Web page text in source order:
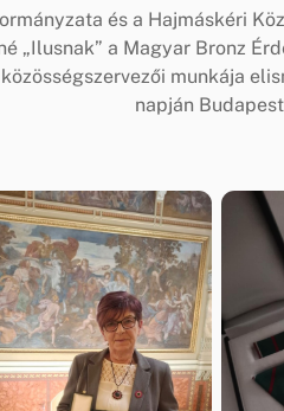
és a Hajmáskéri
„Ilusnak” a Magyar Bronz
munkája
napján